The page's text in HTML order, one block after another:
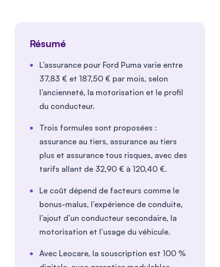
Résumé
L’assurance pour Ford Puma varie entre
37,83 € et 187,50 € par mois, selon
l’ancienneté, la motorisation et le profil
du conducteur.
Trois formules sont proposées :
assurance au tiers, assurance au tiers
plus et assurance tous risques, avec des
tarifs allant de 32,90 € à 120,40 €.
Le coût dépend de facteurs comme le
bonus-malus, l’expérience de conduite,
l’ajout d’un conducteur secondaire, la
motorisation et l’usage du véhicule.
Avec Leocare, la souscription est 100 %